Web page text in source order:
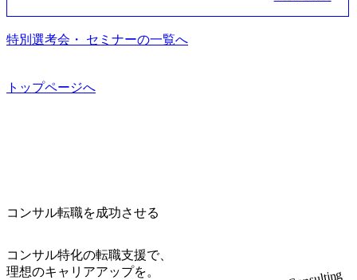
ング会社で、NRI、NTTDATAと同じく世界のFinTech Ranki
開発、運用保守と言った全工程を行う「一気通貫体制」が
特長 ビジネスへの深い理解を持つコンサルタントが集うXs
報 (https://www.xspear.co.jp/member/)一部抜粋 - 伊勢山 昇吾氏:
広いプロジェクトに従事 - 鈴木健仁氏：新卒でベイカレン
話 IoT社会の浸透、AIの加速等により半導体需要は世界中で
急伸長しており、それに伴い半導体製造装置の需要も伸長
中 https://storage.googleapis.com/our-vision-production.appspot.co
on-production.appspot.com/public/images/20260224131052_2abe7
cb8-329e-4a45-a8f5-73d9728b2cd7_1200x486.webp https://storag
アドバイザーによる自身のキャリア構築をめざす「キャリ
スタイム制度を実施しており、月単位の決められた労働時
間の範囲内で、出社・退社の時刻を社員の自己裁量に委
特別選考会・ セミナーの一覧へ
トップページへ
コンサル転職を成功させる
コンサル特化の転職支援で、
理想のキャリアアップを。